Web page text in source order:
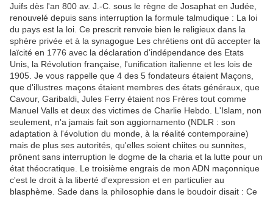
Juifs dès l'an 800 av. J.-C. sous le règne de Josaphat en Judée,
renouvelé depuis sans interruption la formule talmudique : La loi
du pays est la loi. Ce prescrit renvoie bien le religieux dans la
sphère privée et à la synagogue Les chrétiens ont dû accepter la
laïcité en 1776 avec la déclaration d'indépendance des Etats
Unis, la Révolution française, l'unification italienne et les lois de
1905. Je vous rappelle que 4 des 5 fondateurs étaient Maçons,
que d'illustres maçons étaient membres des états généraux, que
Cavour, Garibaldi, Jules Ferry étaient nos Frères tout comme
Manuel Valls et deux des victimes de Charlie Hebdo. L'Islam, non
seulement, n'a jamais fait son aggiornamento (NDLR : son
adaptation à l'évolution du monde, à la réalité contemporaine)
mais de plus ses autorités, qu'elles soient chiites ou sunnites,
prônent sans interruption le dogme de la charia et la lutte pour un
état théocratique. Le troisième engrais de mon ADN maçonnique
c'est le droit à la liberté d'expression et en particulier au
blasphème. Sade dans la philosophie dans le boudoir disait : Ce